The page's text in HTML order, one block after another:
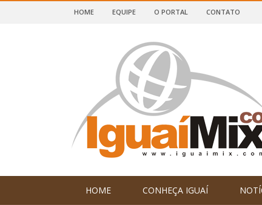
E SUDOESTE DA BAHIA
HOME EQUIPE O PORTAL CONTATO
HOME CONHEÇA IGUAÍ